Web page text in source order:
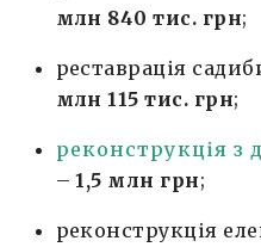
млн 840 тис. грн;
реставрація
млн 115 тис. грн;
реконструкція
–1,5 млн грн;
реконструкція